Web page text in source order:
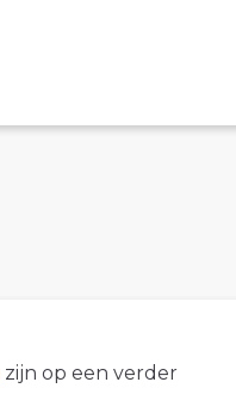
zijn op een verder